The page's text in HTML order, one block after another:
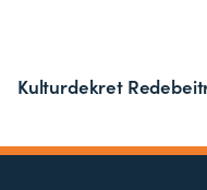
Kulturdekret